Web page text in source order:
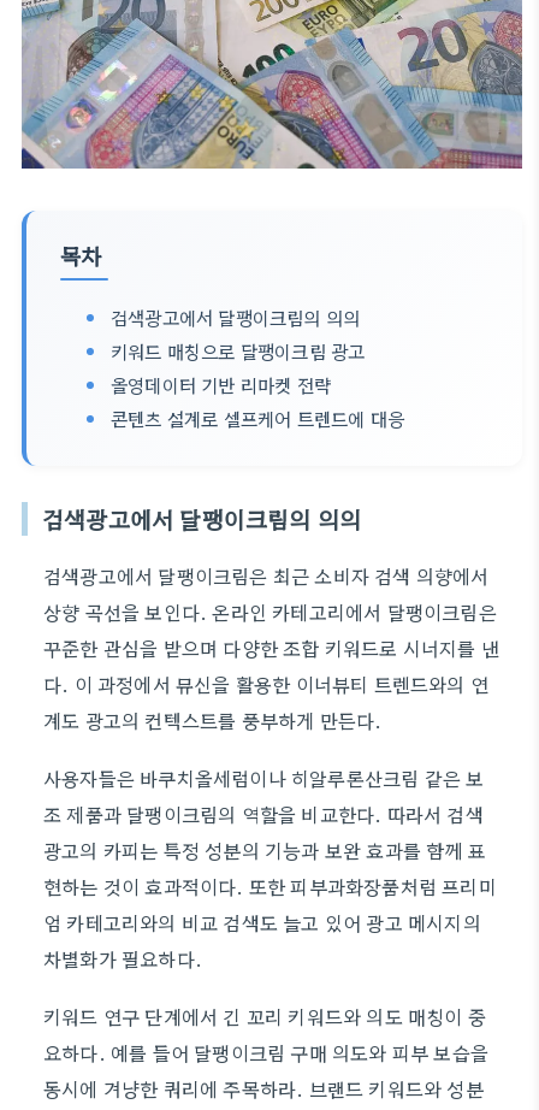
목차
검색광고에서 달팽이크림의 의의
키워드 매칭으로 달팽이크림 광고
올영데이터 기반 리마켓 전략
콘텐츠 설계로 셀프케어 트렌드에 대응
검색광고에서 달팽이크림의 의의
검색광고에서 달팽이크림은 최근 소비자 검색 의향에서
상향 곡선을 보인다. 온라인 카테고리에서 달팽이크림은
꾸준한 관심을 받으며 다양한 조합 키워드로 시너지를 낸
다. 이 과정에서 뮤신을 활용한 이너뷰티 트렌드와의 연
계도 광고의 컨텍스트를 풍부하게 만든다.
사용자들은 바쿠치올세럼이나 히알루론산크림 같은 보
조 제품과 달팽이크림의 역할을 비교한다. 따라서 검색
광고의 카피는 특정 성분의 기능과 보완 효과를 함께 표
현하는 것이 효과적이다. 또한 피부과화장품처럼 프리미
엄 카테고리와의 비교 검색도 늘고 있어 광고 메시지의
차별화가 필요하다.
키워드 연구 단계에서 긴 꼬리 키워드와 의도 매칭이 중
요하다. 예를 들어 달팽이크림 구매 의도와 피부 보습을
동시에 겨냥한 쿼리에 주목하라. 브랜드 키워드와 성분